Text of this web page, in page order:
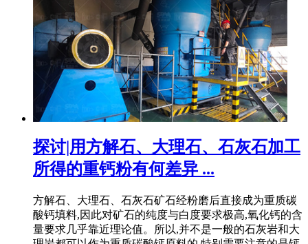
探讨|用方解石、大理石、石灰石加工
所得的重钙粉有何差异 ...
方解石、大理石、石灰石矿石经粉磨后直接成为重质碳
酸钙填料,因此对矿石的纯度与白度要求极高,氧化钙的含
量要求几乎靠近理论值。所以,并不是一般的石灰岩和大